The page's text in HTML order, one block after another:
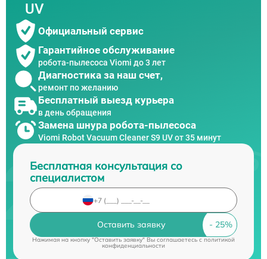
UV
Официальный сервис
Гарантийное обслуживание
робота-пылесоса Viomi до 3 лет
Диагностика за наш счет,
ремонт по желанию
Бесплатный выезд курьера
в день обращения
Замена шнура робота-пылесоса
Viomi Robot Vacuum Cleaner S9 UV от 35 минут
Бесплатная консультация со
специалистом
Оставить заявку
Нажимая на кнопку "Оставить заявку" Вы соглашаетесь cполитикой
конфиденциальности